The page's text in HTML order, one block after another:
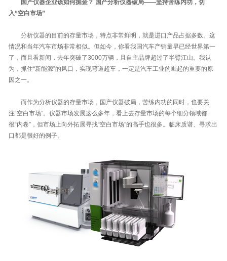
国产仪器企业该如何掘金？ 国产分析仪器破局——坚持苦练内功，切
入“空白市场”
分析仪器的目前的存量市场，特点非常鲜明，就是进口产品占据多数。这
情况和当年汽车市场非常相似。但如今，你看我国汽车产销量早已经世界第一
了，而且看新闻，去年突破了3000万辆，且自主品牌超过了半臂江山。我认
为，抓住“新能源”的风口，实现弯道超车，一定是汽车工业的崛起的重要的原
因之一。
而作为分析仪器的存量市场，国产仪器破局，苦练内功的同时，也要关
注“空白市场”。仪器市场发展这么多年，看上去存量市场的每个细分领域都
很“内卷”，但市场上向外拓展寻找“空白市场”的高手也很多。临床质谱、寻求出
口都是很好的例子。